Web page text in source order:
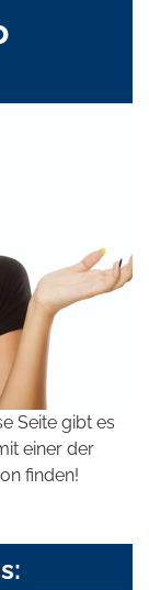
Seite gibt es
einer der
finden!